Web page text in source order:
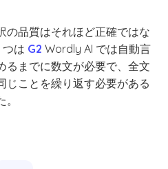
の品質はそれほど正確ではな
は G2 Wordly AI では自動言
るまでに数文が必要で、全文
じことを繰り返す必要がある